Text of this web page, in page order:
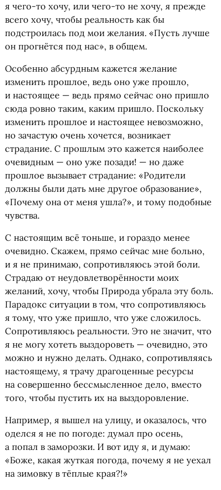
я чего-то хочу, или чего-то не хочу, я прежде
всего хочу, чтобы реальность как бы
подстроилась под мои желания. «Пусть лучше
он прогнётся под нас», в общем.
Особенно абсурдным кажется желание
изменить прошлое, ведь оно уже прошло,
и настоящее — ведь прямо сейчас оно пришло
сюда ровно таким, каким пришло. Поскольку
изменить прошлое и настоящее невозможно,
но зачастую очень хочется, возникает
страдание. С прошлым это кажется наиболее
очевидным — оно уже позади! — но даже
прошлое вызывает страдание: «Родители
должны были дать мне другое образование»,
«Почему она от меня ушла?», и тому подобные
чувства.
С настоящим всё тоньше, и гораздо менее
очевидно. Скажем, прямо сейчас мне больно,
и я не принимаю, сопротивляюсь этой боли.
Страдаю от неудовлетворённости моих
желаний, хочу, чтобы Природа убрала эту боль.
Парадокс ситуации в том, что сопротивляюсь
я тому, что уже пришло, что уже сложилось.
Сопротивляюсь реальности. Это не значит, что
я не могу хотеть выздороветь — очевидно, это
можно и нужно делать. Однако, сопротивляясь
настоящему, я трачу драгоценные ресурсы
на совершенно бессмысленное дело, вместо
того, чтобы пустить их на выздоровление.
Например, я вышел на улицу, и оказалось, что
оделся я не по погоде: думал про осень,
а попал в заморозки. И вот иду я, и думаю:
«Боже, какая жуткая погода, почему я не уехал
на зимовку в тёплые края?!»